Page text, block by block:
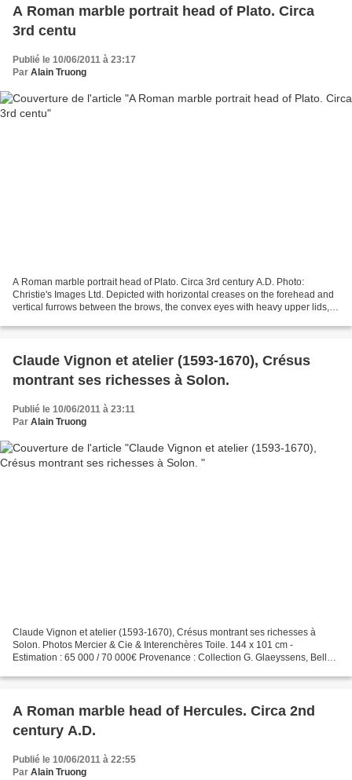
A Roman marble portrait head of Plato. Circa
3rd centu
Publié le 10/06/2011 à 23:17
Par Alain Truong
A Roman marble portrait head of Plato. Circa 3rd century A.D. Photo:
Christie's Images Ltd. Depicted with horizontal creases on the forehead and
vertical furrows between the brows, the convex eyes with heavy upper lids,
Claude Vignon et atelier (1593-1670), Crésus
montrant ses richesses à Solon.
Publié le 10/06/2011 à 23:11
Par Alain Truong
Claude Vignon et atelier (1593-1670), Crésus montrant ses richesses à
Solon. Photos Mercier & Cie & Interenchères Toile. 144 x 101 cm -
Estimation : 65 000 / 70 000€ Provenance : Collection G. Glaeyssens, Belle
A Roman marble head of Hercules. Circa 2nd
century A.D.
Publié le 10/06/2011 à 22:55
Par Alain Truong